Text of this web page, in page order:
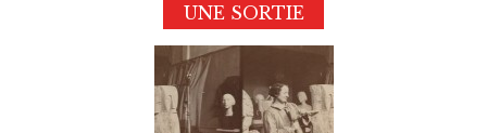
UNE SORTIE